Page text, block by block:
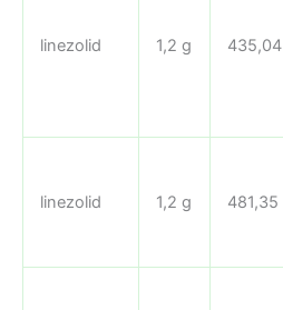
linezolid 1,2 g 435,04
linezolid 1,2 g 481,35